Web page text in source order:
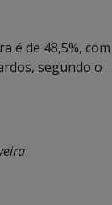
é de 48,5%, com
segundo o